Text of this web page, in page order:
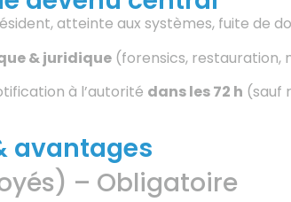
atteinte aux systèmes, fuite de
& juridique (forensics, restauration,
à l’autorité dans les 72 h (sauf
avantages
– Obligatoire